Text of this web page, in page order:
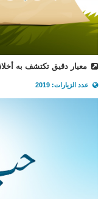
معيار دقيق تكتشف به
عدد الزيارات: 2019